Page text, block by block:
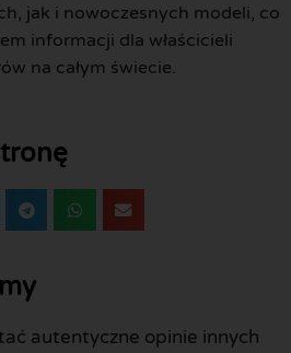
jak i nowoczesnych modeli, co
informacji dla właścicieli
na całym świecie.
autentyczne opinie innych